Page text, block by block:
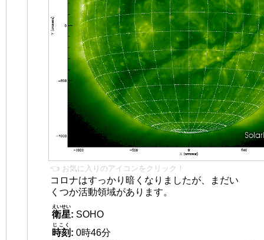
👈 お気に入りのアイコンをクリック！
コロナはすっかり暗くなりましたが、まだい
くつか活動領域があります。
衛星
えいせい
: SOHO
時刻
じこく
: 0時46分